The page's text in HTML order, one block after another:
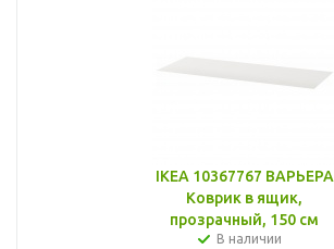
IKEA 10367767 ВАРЬЕРА
Коврик в ящик,
прозрачный, 150 см
В наличии